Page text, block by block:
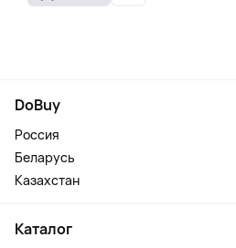
DoBuy
Россия
Беларусь
Казахстан
Каталог